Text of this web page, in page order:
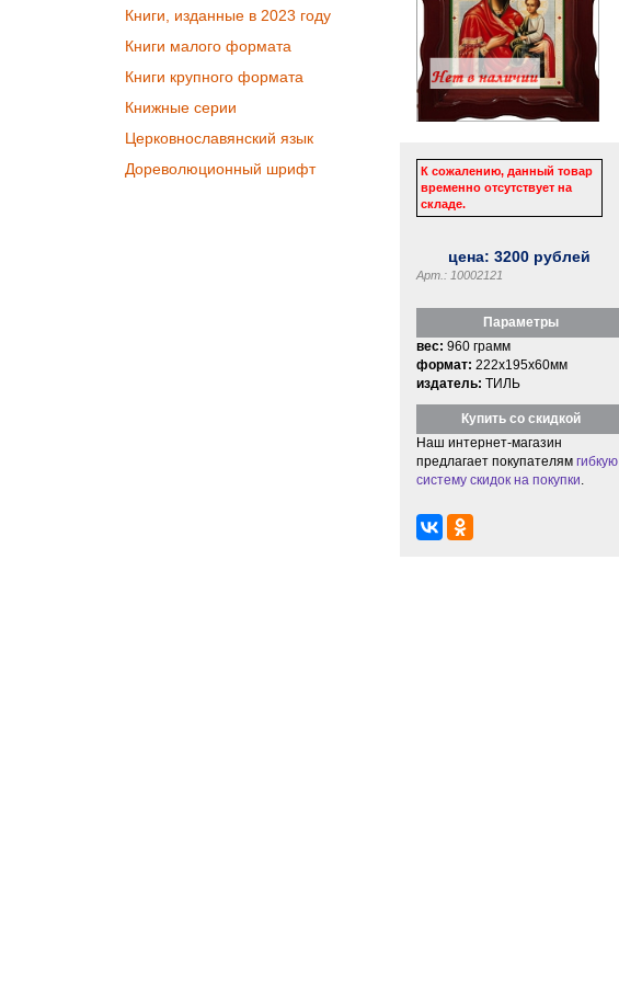
Книги, изданные в 2023 году
Книги малого формата
Книги крупного формата
Книжные серии
Церковнославянский язык
Дореволюционный шрифт
К сожалению, данный товар
временно отсутствует на
складе.
цена:3200 рублей
Арт.: 10002121
Параметры
вес: 960 грамм
формат: 222x195x60мм
издатель: ТИЛЬ
Купить со скидкой
Наш интернет-магазин
предлагает покупателям гибкую
систему скидок на покупки